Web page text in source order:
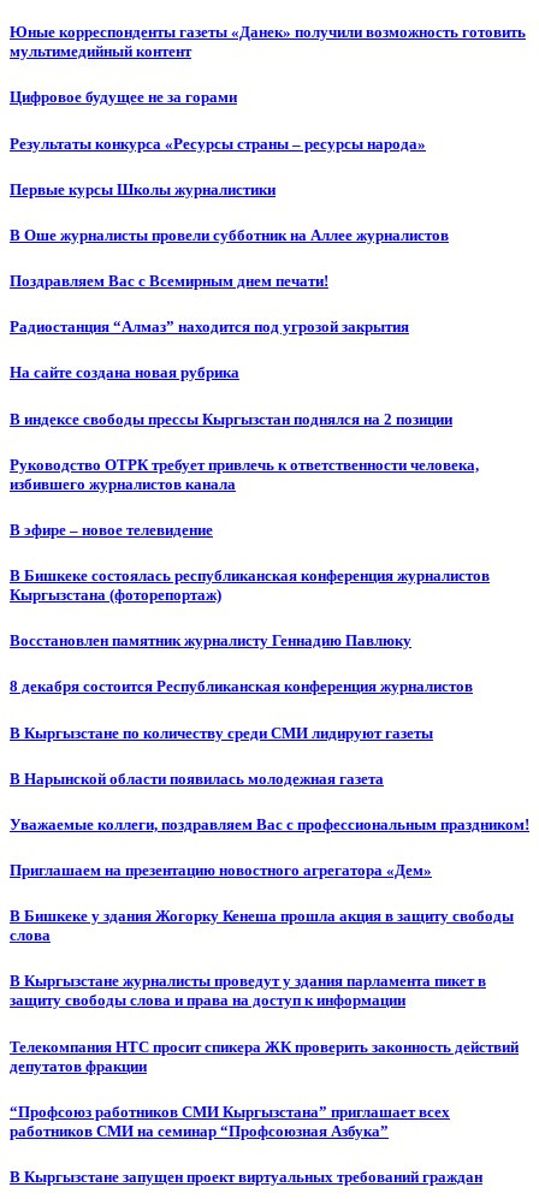
Юные корреспонденты газеты «Данек» получили возможность готовить
мультимедийный контент
Цифровое будущее не за горами
Результаты конкурса «Ресурсы страны – ресурсы народа»
Первые курсы Школы журналистики
В Оше журналисты провели субботник на Аллее журналистов
Поздравляем Вас с Всемирным днем печати!
Радиостанция “Алмаз” находится под угрозой закрытия
На сайте создана новая рубрика
В индексе свободы прессы Кыргызстан поднялся на 2 позиции
Руководство ОТРК требует привлечь к ответственности человека,
избившего журналистов канала
В эфире – новое телевидение
В Бишкеке состоялась республиканская конференция журналистов
Кыргызстана (фоторепортаж)
Восстановлен памятник журналисту Геннадию Павлюку
8 декабря состоится Республиканская конференция журналистов
В Кыргызстане по количеству среди СМИ лидируют газеты
В Нарынской области появилась молодежная газета
Уважаемые коллеги, поздравляем Вас с профессиональным праздником!
Приглашаем на презентацию новостного агрегатора «Дем»
В Бишкеке у здания Жогорку Кенеша прошла акция в защиту свободы
слова
В Кыргызстане журналисты проведут у здания парламента пикет в
защиту свободы слова и права на доступ к информации
Телекомпания НТС просит спикера ЖК проверить законность действий
депутатов фракции
“Профсоюз работников СМИ Кыргызстана” приглашает всех
работников СМИ на семинар “Профсоюзная Азбука”
В Кыргызстане запущен проект виртуальных требований граждан